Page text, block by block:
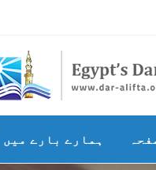
ہمارے بارے میں